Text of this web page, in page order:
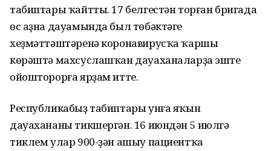
табиптары ҡайтты. 17 белгестән торған бригада
өс аҙна дауамында был төбәктәге
хеҙмәттәштәренә коронавирусҡа ҡаршы
көрәштә махсуслашҡан дауаханаларҙа эште
ойошторорға ярҙам итте.
Республикабыҙ табиптары унға яҡын
дауахананы тикшергән. 16 июндән 5 июлгә
тиклем улар 900-ҙән ашыу пациентҡа